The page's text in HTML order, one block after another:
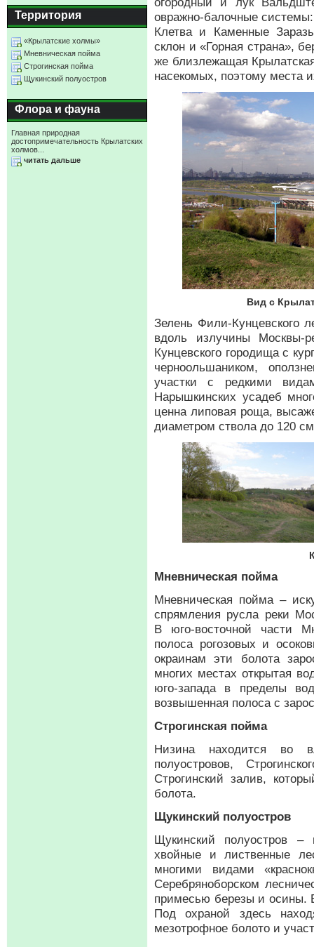
овражно-балочные
Клетва и Каменные
склон и «Горная страна»,
же близлежащая
насекомых, поэтому места
Вид с
Зелень Фили-Кунцевского
вдоль излучины Москвы-
Кунцевского городища с
черноольшаником,
участки с редкими
Нарышкинских усадеб
ценна липовая роща,
диаметром ствола до 120
Мневническая пойма
Мневническая пойма –
спрямления русла реки
В юго-восточной части
полоса рогозовых и
окраинам эти болота
многих местах открытая
юго-запада в пределы
возвышенная полоса с
Строгинская пойма
Низина находится во
полуостровов,
Строгинский залив,
болота.
Щукинский полуостров
Щукинский полуостров
хвойные и лиственные
многими видами
Серебряноборском
примесью березы и осины.
Под охраной здесь
мезотрофное болото и
Территория
«Крылатские холмы»
Мневническая пойма
Строгинская пойма
Щукинский полуостров
Флора и фауна
Главная природная
достопримечательность Крылатских
холмов...
читать дальше